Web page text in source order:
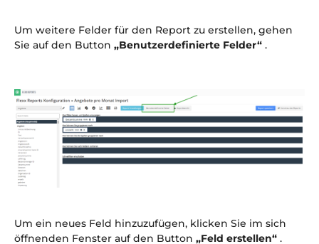
Um weitere Felder für den Report zu erstellen, gehen
Sie auf den Button „Benutzerdefinierte Felder“ .
Um ein neues Feld hinzuzufügen, klicken Sie im sich
öffnenden Fenster auf den Button „Feld erstellen“ .